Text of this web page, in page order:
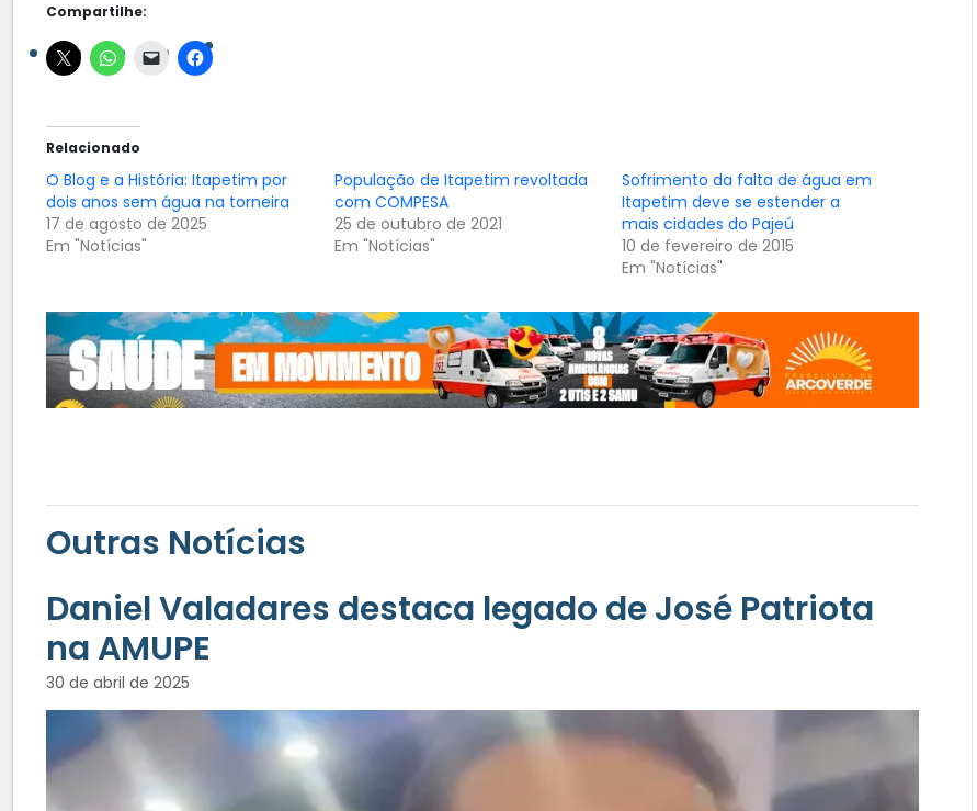
Compartilhe:
Relacionado
O Blog e a História: Itapetim por
dois anos sem água na torneira
17 de agosto de 2025
Em "Notícias"
População de Itapetim revoltada
com COMPESA
25 de outubro de 2021
Em "Notícias"
Sofrimento da falta de água em
Itapetim deve se estender a
mais cidades do Pajeú
10 de fevereiro de 2015
Em "Notícias"
Outras Notícias
Daniel Valadares destaca legado de José Patriota
na AMUPE
30 de abril de 2025